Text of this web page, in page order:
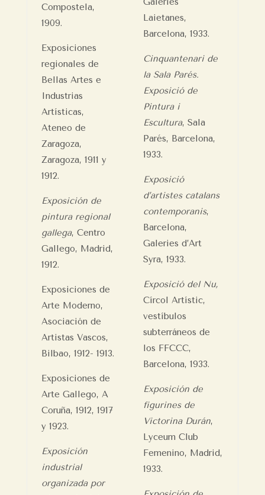
Compostela,
1909.
Exposiciones
regionales de
Bellas Artes e
Industrias
Artísticas,
Ateneo de
Zaragoza,
Zaragoza, 1911 y
1912.
Exposición de
pintura regional
gallega, Centro
Gallego, Madrid,
1912.
Exposiciones de
Arte Moderno,
Asociación de
Artistas Vascos,
Bilbao, 1912- 1913.
Exposiciones de
Arte Gallego, A
Coruña, 1912, 1917
y 1923.
Exposición
industrial
organizada por
Laietanes,
Barcelona, 1933.
Cinquantenari de
la Sala Parés.
Exposició de
Pintura i
Escultura, Sala
Parés, Barcelona,
1933.
Exposició
d’artistes catalans
contemporanis,
Barcelona,
Galeries d’Art
Syra, 1933.
Exposició del Nu,
Círcol Artístic,
vestíbulos
subterráneos de
los FFCCC,
Barcelona, 1933.
Exposición de
figurines de
Victorina Durán,
Lyceum Club
Femenino, Madrid,
1933.